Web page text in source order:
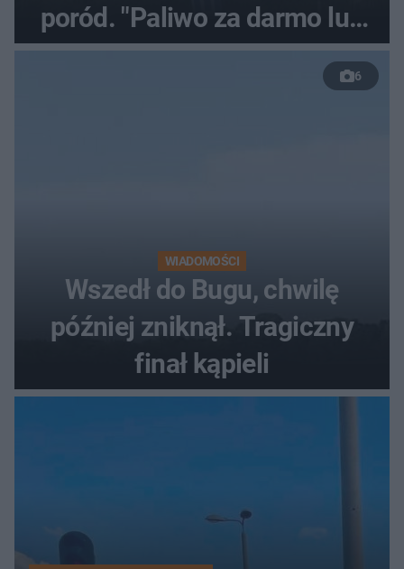
poród. "Paliwo za darmo lub
50 %!"
6
WIADOMOŚCI
Wszedł do Bugu, chwilę
później zniknął. Tragiczny
finał kąpieli